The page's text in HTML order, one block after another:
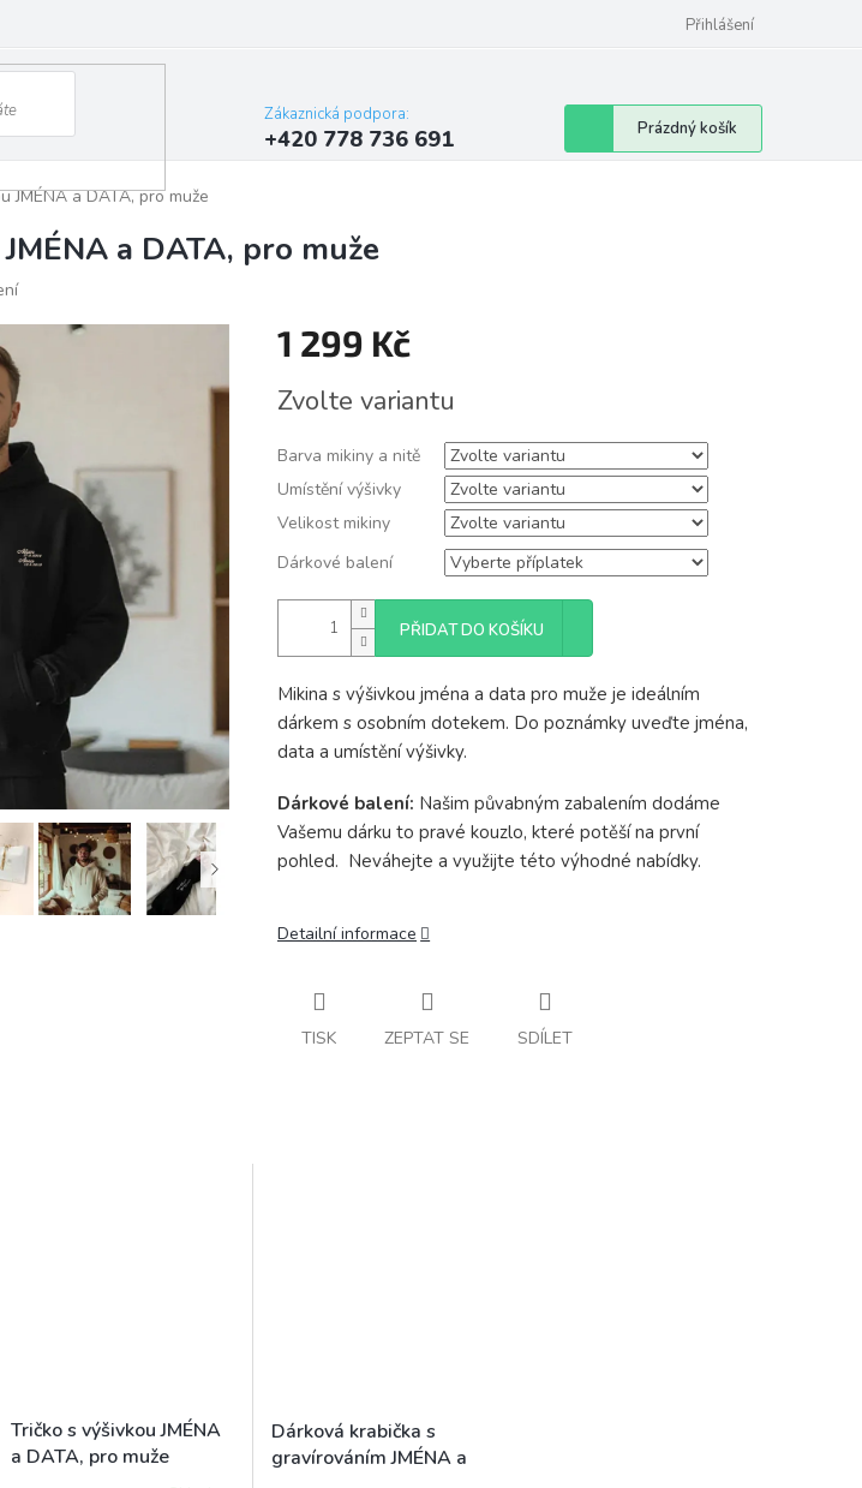
Přihlášení
Zákaznická podpora:
+420 778 736 691
Nákupní
košík
Prázdný košík
JMÉNA a DATA, pro muže
a DATA, pro muže
1 299 Kč
cena:
Zvolte variantu
Barva mikiny a nitě
Umístění výšivky
Velikost mikiny
Dárkové balení
PŘIDAT DO KOŠÍKU
Mikina s výšivkou jména a data pro muže je ideálním
dárkem s osobním dotekem. Do poznámky uveďte jména,
data a umístění výšivky.
Dárkové balení: Našim půvabným zabalením dodáme
Vašemu dárku to pravé kouzlo, které potěší na první
pohled. Neváhejte a využijte této výhodné nabídky.
Detailní informace
TISK ZEPTAT SE SDÍLET
Tričko s výšivkou JMÉNA
a DATA, pro muže
Dárková krabička s
gravírováním JMÉNA a